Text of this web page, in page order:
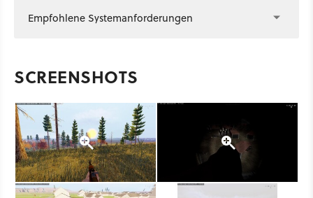
Empfohlene Systemanforderungen
SCREENSHOTS